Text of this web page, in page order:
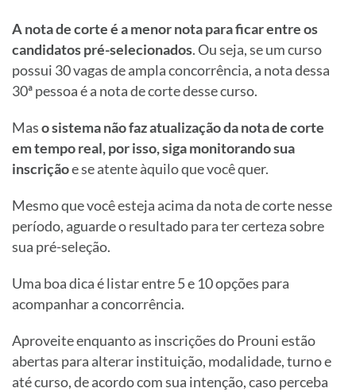
A nota de corte é a menor nota para ficar entre os
candidatos pré-selecionados. Ou seja, se um curso
possui 30 vagas de ampla concorrência, a nota dessa
30ª pessoa é a nota de corte desse curso.
Maso sistema não faz atualização da nota de corte
em tempo real, por isso, siga monitorando sua
inscriçãoe se atente àquilo que você quer.
Mesmo que você esteja acima da nota de corte nesse
período, aguarde o resultado para ter certeza sobre
sua pré-seleção.
Uma boa dica é listar entre 5 e 10 opções para
acompanhar a concorrência.
Aproveite enquanto as inscrições do Prouni estão
abertas para alterar instituição, modalidade, turno e
até curso, de acordo com sua intenção, caso perceba